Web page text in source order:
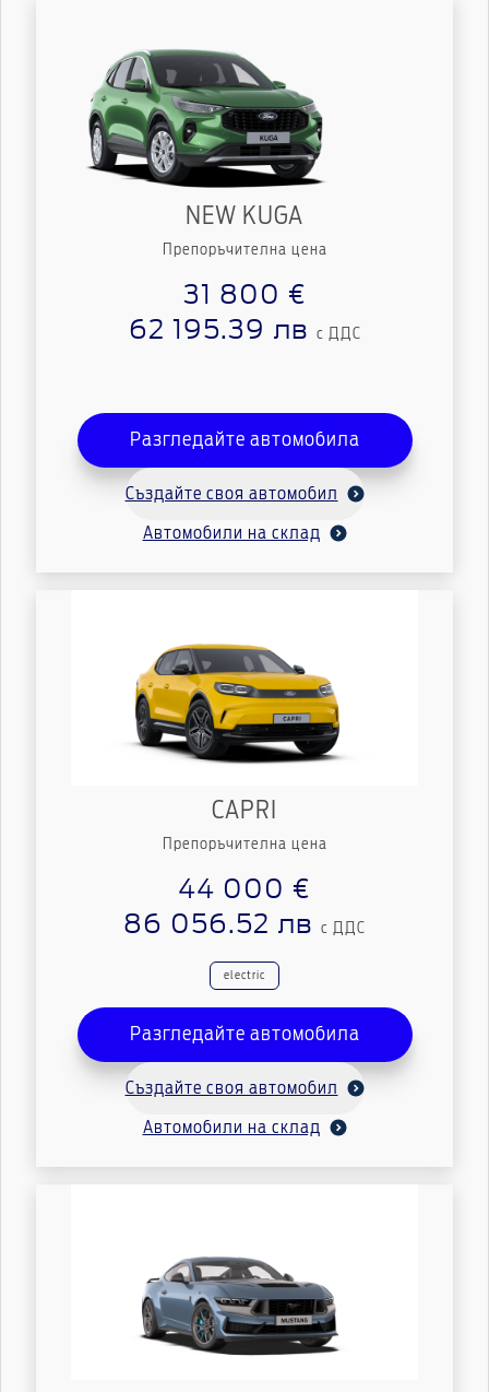
NEW KUGA
Препоръчителна цена
31 800 €
62 195.39 лв
с ДДС
Разгледайте автомобила
Създайте своя автомобил
Автомобили на склад
CAPRI
Препоръчителна цена
44 000 €
86 056.52 лв
с ДДС
electric
Разгледайте автомобила
Създайте своя автомобил
Автомобили на склад